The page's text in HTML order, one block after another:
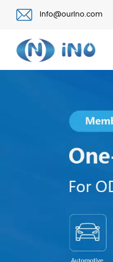
info@ourino.com